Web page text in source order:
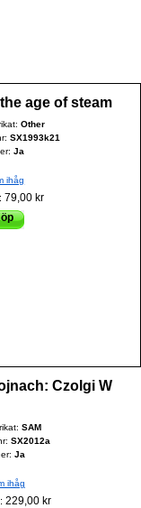
age of steam
Other
SX1993k21
Ja
ihåg
79,00 kr
Czolgi W
SAM
SX2012a
Ja
ihåg
229,00 kr